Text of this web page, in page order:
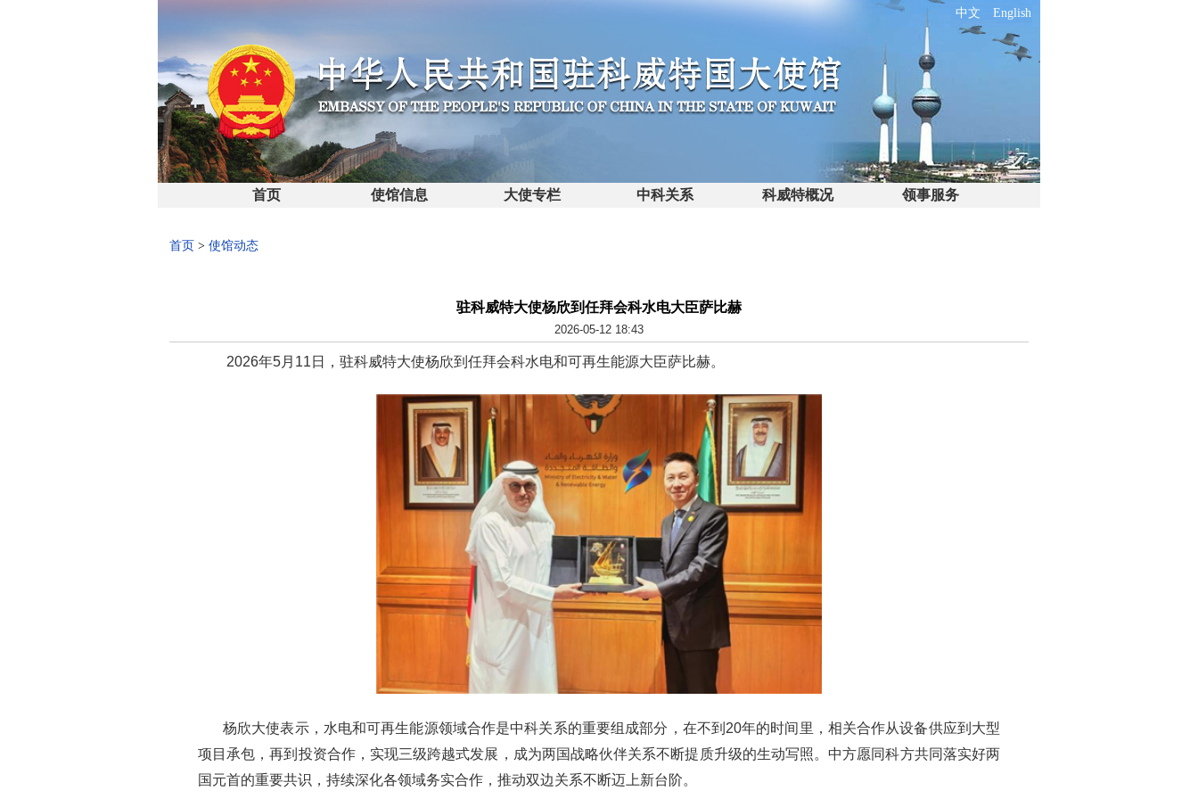
中文 English
首页 使馆信息 大使专栏 中科关系 科威特概况 领事服务
首页 > 使馆动态
驻科威特大使杨欣到任拜会科水电大臣萨比赫
2026-05-12 18:43
2026年5月11日，驻科威特大使杨欣到任拜会科水电和可再生能源大臣萨比赫。
杨欣大使表示，水电和可再生能源领域合作是中科关系的重要组成部分，在不到20年的时间里，相关合作从设备供应到大型
项目承包，再到投资合作，实现三级跨越式发展，成为两国战略伙伴关系不断提质升级的生动写照。中方愿同科方共同落实好两
国元首的重要共识，持续深化各领域务实合作，推动双边关系不断迈上新台阶。